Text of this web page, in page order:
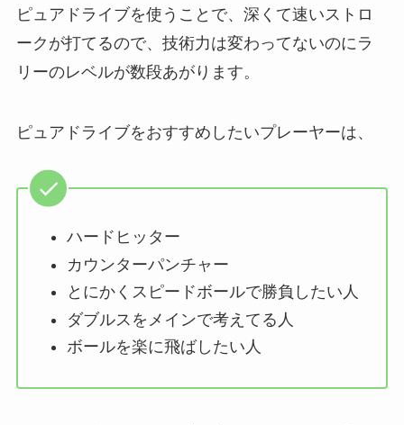
ピュアドライブを使うことで、深くて速いストロ
ークが打てるので、技術力は変わってないのにラ
リーのレベルが数段あがります。
ピュアドライブをおすすめしたいプレーヤーは、
ハードヒッター
カウンターパンチャー
とにかくスピードボールで勝負したい人
ダブルスをメインで考えてる人
ボールを楽に飛ばしたい人